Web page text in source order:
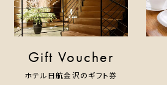
Gift Voucher
ホテル日航金沢のギフト券